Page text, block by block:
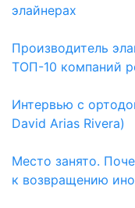
элайнерах
Производитель
ТОП-10 компаний
Интервью с
David Arias Rivera)
Место занято.
к возвращению